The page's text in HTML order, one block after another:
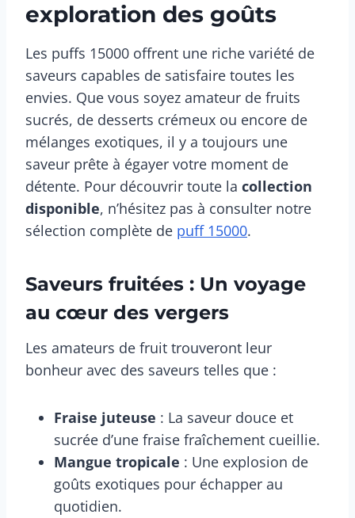
exploration des goûts
Les puffs 15000 offrent une riche variété de
saveurs capables de satisfaire toutes les
envies. Que vous soyez amateur de fruits
sucrés, de desserts crémeux ou encore de
mélanges exotiques, il y a toujours une
saveur prête à égayer votre moment de
détente. Pour découvrir toute la collection
disponible, n’hésitez pas à consulter notre
sélection complète de puff 15000.
Saveurs fruitées : Un voyage
au cœur des vergers
Les amateurs de fruit trouveront leur
bonheur avec des saveurs telles que :
Fraise juteuse : La saveur douce et
sucrée d’une fraise fraîchement cueillie.
Mangue tropicale : Une explosion de
goûts exotiques pour échapper au
quotidien.